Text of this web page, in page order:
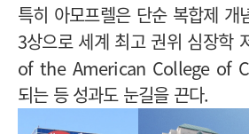
특히 아모프렐은 단순 복합제 개
3상으로 세계 최고 권위 심장학
of the American College of
되는 등 성과도 눈길을 끈다.